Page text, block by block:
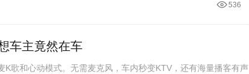
536
车主竟然在车
K歌和心动模式。无需麦克风，车内秒变KTV，还有海量播客有声